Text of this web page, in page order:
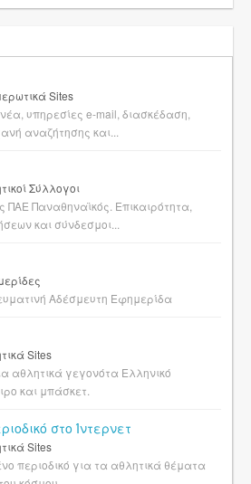
Sites
υπηρεσίες e-mail, διασκέδαση,
αναζήτησης και...
Σύλλογοι
ΠΑΕ Παναθηναϊκός. Επικαιρότητα,
και σύνδεσμοι...
Αδέσμευτη Εφημερίδα
Sites
αθλητικά γεγονότα Ελληνικό
και μπάσκετ.
στο Ίντερνετ
Sites
περιοδικό για τα αθλητικά θέματα